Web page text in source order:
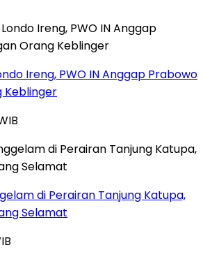
Ireng, PWO IN Anggap Prabowo
Keblinger
di Perairan Tanjung Katupa,
Selamat